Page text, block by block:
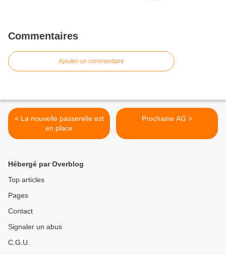
Commentaires
Ajouter un commentaire
< La nouvelle passerelle est
en place
Prochaine AG >
Hébergé par Overblog
Top articles
Pages
Contact
Signaler un abus
C.G.U.